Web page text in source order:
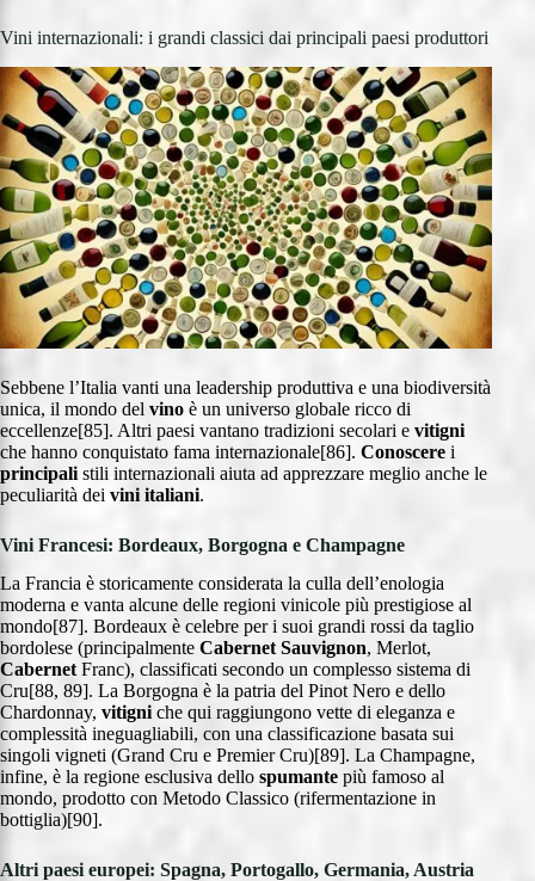
Vini internazionali: i grandi classici dai principali paesi produttori
Sebbene l’Italia vanti una leadership produttiva e una biodiversità
unica, il mondo del vino è un universo globale ricco di
eccellenze[85]. Altri paesi vantano tradizioni secolari e vitigni
che hanno conquistato fama internazionale[86]. Conoscere i
principali stili internazionali aiuta ad apprezzare meglio anche le
peculiarità dei vini italiani.
Vini Francesi: Bordeaux, Borgogna e Champagne
La Francia è storicamente considerata la culla dell’enologia
moderna e vanta alcune delle regioni vinicole più prestigiose al
mondo[87]. Bordeaux è celebre per i suoi grandi rossi da taglio
bordolese (principalmente Cabernet Sauvignon, Merlot,
CabernetFranc), classificati secondo un complesso sistema di
Cru[88, 89]. La Borgogna è la patria del Pinot Nero e dello
Chardonnay, vitigniche qui raggiungono vette di eleganza e
complessità ineguagliabili, con una classificazione basata sui
singoli vigneti (Grand Cru e Premier Cru)[89]. La Champagne,
infine, è la regione esclusiva dello spumante più famoso al
mondo, prodotto con Metodo Classico (rifermentazione in
bottiglia)[90].
Altri paesi europei: Spagna, Portogallo, Germania, Austria